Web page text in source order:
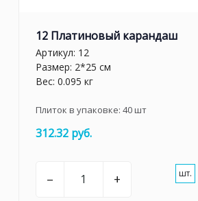
12 Платиновый карандаш
Артикул: 12
Размер: 2*25 см
Вес: 0.095 кг
Плиток в упаковке: 40шт
312.32 руб.
– + шт.